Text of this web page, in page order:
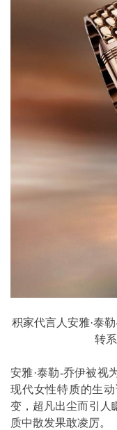
积家代言人安雅·泰勒
转
安雅·泰勒-乔伊被视
现代女性特质的生
变，超凡出尘而引人
质中散发果敢凌厉。